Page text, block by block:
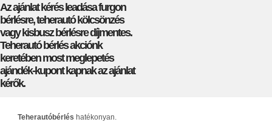
Az ajánlat kérés leadása furgon
bérlésre, teherautó kölcsönzés
vagy kisbusz bérlésre díjmentes.
Teherautó bérlés akciónk
keretében most meglepetés
ajándék-kupont kapnak az ajánlat
kérők.
Teherautóbérlés hatékonyan.